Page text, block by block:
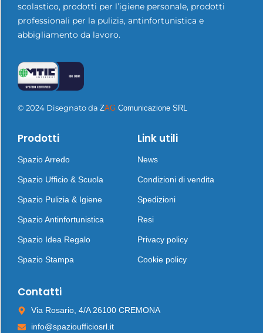
scolastico, prodotti per l’igiene personale, prodotti
professionali per la pulizia, antinfortunistica e
abbigliamento da lavoro.
© 2024 Disegnato da ZAG Comunicazione SRL
Prodotti
Spazio Arredo
Spazio Ufficio & Scuola
Spazio Pulizia & Igiene
Spazio Antinfortunistica
Spazio Idea Regalo
Spazio Stampa
Link utili
News
Condizioni di vendita
Spedizioni
Resi
Privacy policy
Cookie policy
Contatti
Via Rosario, 4/A 26100 CREMONA
info@spazioufficiosrl.it